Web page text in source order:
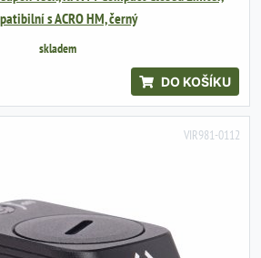
s ACRO HM, černý
skladem
DO KOŠÍKU
VIR981-0112